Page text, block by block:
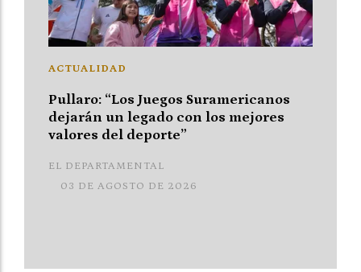
Pullaro: “Los Juegos Suramericanos
dejarán un legado con los mejores
valores del deporte”
EL DEPARTAMENTAL
ACTUALIDAD
03 DE AGOSTO DE 2026